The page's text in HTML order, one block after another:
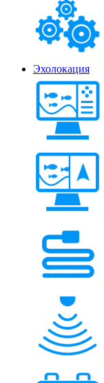
Эхолокация